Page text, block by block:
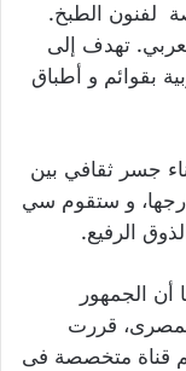
لفنون الطبخ.
العربي. تهدف إلى
بقوائم و أطباق
جسر ثقافي بين
و ستقوم سي
الرفيع.
أن الجمهور
المجتمع المصرى، قررت
قناة متخصصة فى